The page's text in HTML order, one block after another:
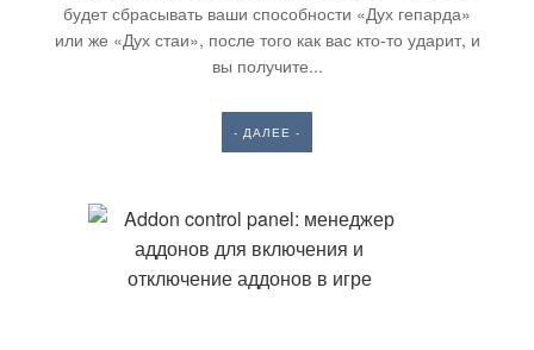
будет сбрасывать ваши способности «Дух гепарда»
или же «Дух стаи», после того как вас кто-то ударит, и
вы получите...
- ДАЛЕЕ -